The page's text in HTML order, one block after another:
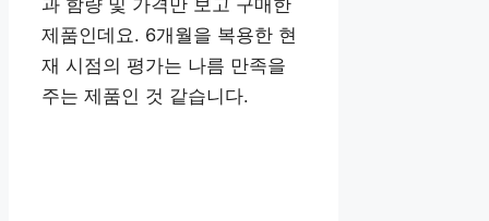
과 함량 및 가격만 보고 구매한
제품인데요. 6개월을 복용한 현
재 시점의 평가는 나름 만족을
주는 제품인 것 같습니다.